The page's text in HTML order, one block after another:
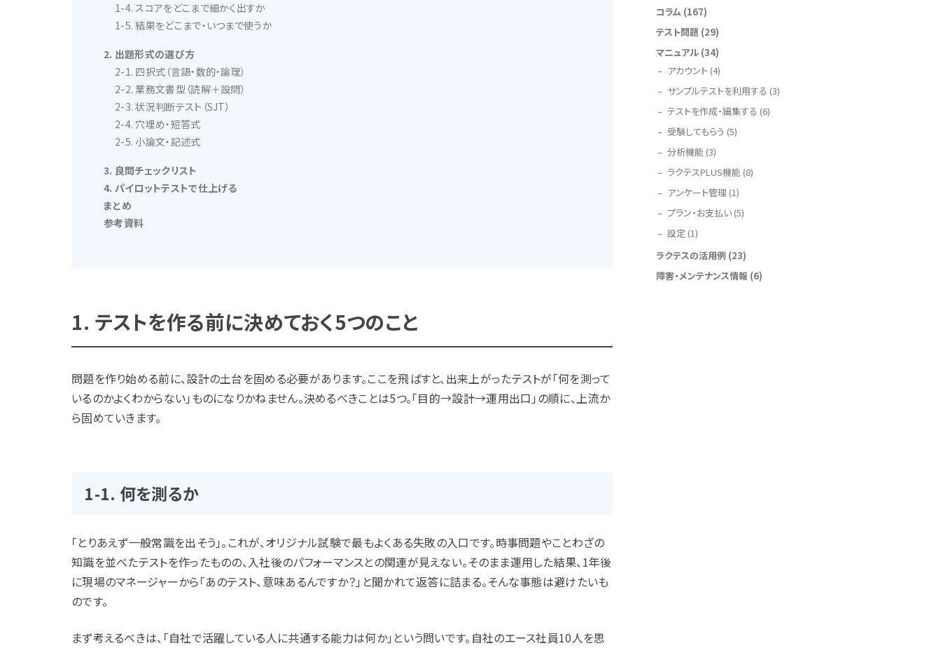
1-4. スコアをどこまで細かく出すか
1-5. 結果をどこまで・いつまで使うか
2. 出題形式の選び方
2-1. 四択式（言語・数的・論理）
2-2. 業務文書型（読解＋設問）
2-3. 状況判断テスト（SJT）
2-4. 穴埋め・短答式
2-5. 小論文・記述式
3. 良問チェックリスト
4. パイロットテストで仕上げる
まとめ
参考資料
1. テストを作る前に決めておく5つのこと
問題を作り始める前に、設計の土台を固める必要があります。ここを飛ばすと、出来上がったテストが「何を測って
いるのかよくわからない」ものになりかねません。決めるべきことは5つ。「目的→設計→運用出口」の順に、上流か
ら固めていきます。
1-1. 何を測るか
「とりあえず一般常識を出そう」。これが、オリジナル試験で最もよくある失敗の入口です。時事問題やことわざの
知識を並べたテストを作ったものの、入社後のパフォーマンスとの関連が見えない。そのまま運用した結果、1年後
に現場のマネージャーから「あのテスト、意味あるんですか？」と聞かれて返答に詰まる。そんな事態は避けたいも
のです。
まず考えるべきは、「自社で活躍している人に共通する能力は何か」という問いです。自社のエース社員10人を思
コラム(167)
テスト問題 (29)
マニュアル(34)
アカウント (4)
サンプルテストを利用する (3)
テストを作成・編集する (6)
受験してもらう (5)
分析機能 (3)
ラクテスPLUS機能 (8)
アンケート管理(1)
プラン・お支払い(5)
設定 (1)
ラクテスの活用例(23)
障害・メンテナンス情報 (6)